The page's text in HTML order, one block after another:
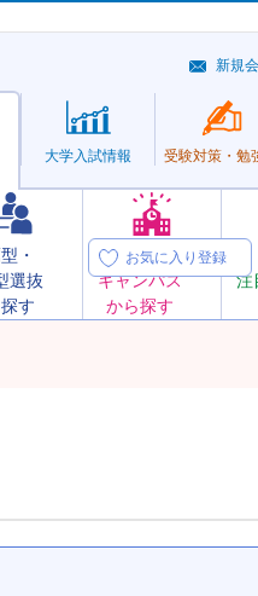
・
選抜
す
オープン
キャンパス
から探す
注
大学入試情報 受験対策・ 勉
新規
お気に入り登録